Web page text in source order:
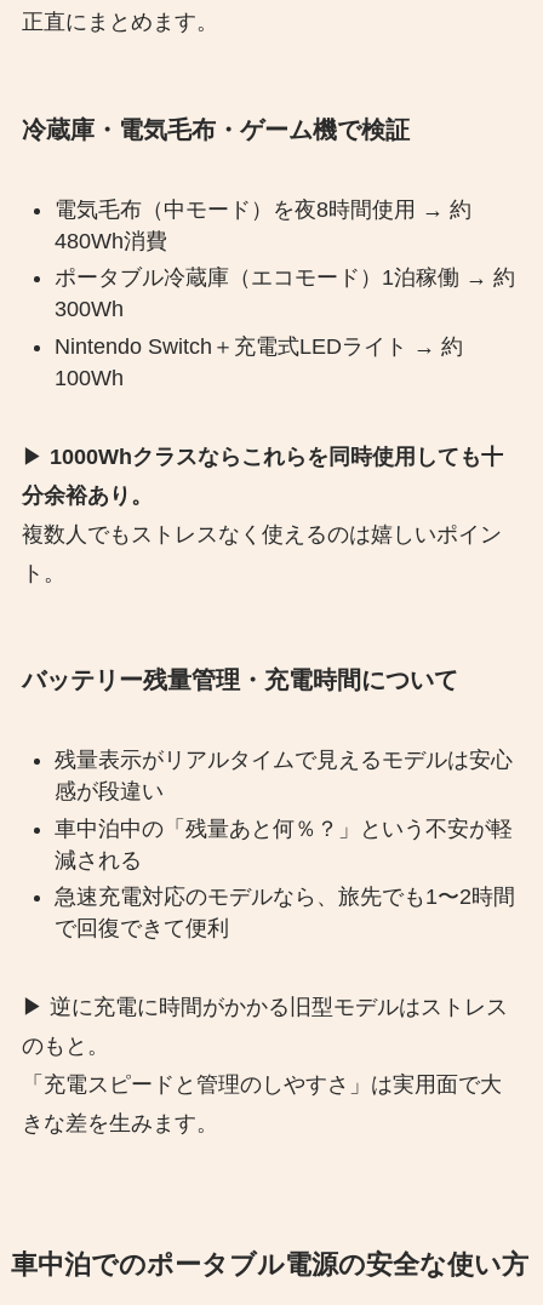
正直にまとめます。
冷蔵庫・電気毛布・ゲーム機で検証
電気毛布（中モード）を夜8時間使用 → 約
480Wh消費
ポータブル冷蔵庫（エコモード）1泊稼働 → 約
300Wh
Nintendo Switch＋充電式LEDライト → 約
100Wh
▶︎ 1000Whクラスならこれらを同時使用しても十
分余裕あり。
複数人でもストレスなく使えるのは嬉しいポイン
ト。
バッテリー残量管理・充電時間について
残量表示がリアルタイムで見えるモデルは安心
感が段違い
車中泊中の「残量あと何％？」という不安が軽
減される
急速充電対応のモデルなら、旅先でも1〜2時間
で回復できて便利
▶︎ 逆に充電に時間がかかる旧型モデルはストレス
のもと。
「充電スピードと管理のしやすさ」は実用面で大
きな差を生みます。
車中泊でのポータブル電源の安全な使い方